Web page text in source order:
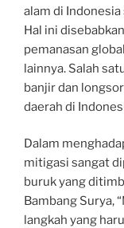
alam di
Hal ini
pemanasan
lainnya. Salah
banjir dan
daerah di
Dalam
mitigasi sangat
buruk yang
Bambang Surya,
langkah yang